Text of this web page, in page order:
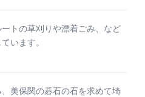
トの草刈りや漂着ごみ、など
います。
美保関の碁石の石を求めて埼